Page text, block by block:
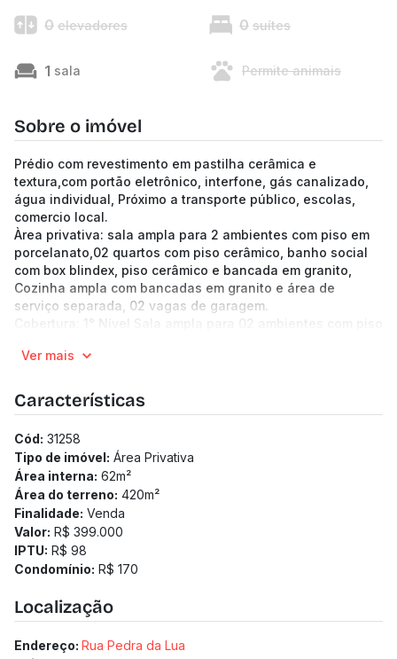
0 elevadores 0 suítes
1 sala Permite animais
Sobre o imóvel
Prédio com revestimento em pastilha cerâmica e
textura,com portão eletrônico, interfone, gás canalizado,
água individual, Próximo a transporte público, escolas,
comercio local.
Àrea privativa: sala ampla para 2 ambientes com piso em
porcelanato,02 quartos com piso cerâmico, banho social
com box blindex, piso cerâmico e bancada em granito,
Cozinha ampla com bancadas em granito e área de
serviço separada, 02 vagas de garagem.
Cobertura: 1° Nível Sala ampla para 02 ambientes com piso
social com piso cerâmico e bancada em granito,cozinha
2° Nível: 01 sala com piso cerâmico,01 quarto com suíte em
piso cerâmico e bancada em granito, espaço aberto com
Ver mais
Características
Cód: 31258
Tipo de imóvel: Área Privativa
Área interna: 62m²
Área do terreno: 420m²
Finalidade: Venda
Valor: R$ 399.000
IPTU: R$ 98
Condomínio: R$ 170
Localização
Endereço: Rua Pedra da Lua